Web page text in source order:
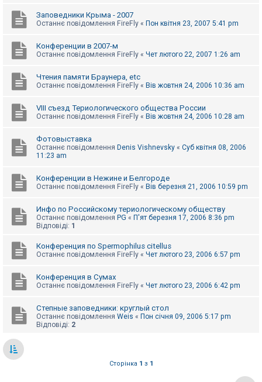
Заповедники Крыма - 2007
Останнє повідомлення FireFly « Пон квітня 23, 2007 5:41 pm
Конференции в 2007-м
Останнє повідомлення FireFly « Чет лютого 22, 2007 1:26 am
Чтения памяти Браунера, etc
Останнє повідомлення FireFly « Вів жовтня 24, 2006 10:36 am
VIII съезд Териологического общества России
Останнє повідомлення FireFly « Вів жовтня 24, 2006 10:28 am
Фотовыставка
Останнє повідомлення Denis Vishnevsky « Суб квітня 08, 2006
11:23 am
Конференции в Нежине и Белгороде
Останнє повідомлення FireFly « Вів березня 21, 2006 10:59 pm
Инфо по Российскому териологическому обществу
Останнє повідомлення PG « П'ят березня 17, 2006 8:36 pm
Відповіді: 1
Конференция по Spermophilus citellus
Останнє повідомлення FireFly « Чет лютого 23, 2006 6:57 pm
Конференция в Сумах
Останнє повідомлення FireFly « Чет лютого 23, 2006 6:42 pm
Степные заповедники: круглый стол
Останнє повідомлення Weis « Пон січня 09, 2006 5:17 pm
Відповіді: 2
Сторінка 1 з 1